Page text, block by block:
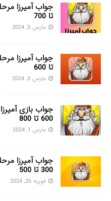
تا 700
مارس 5, 2024
تا 600
مارس 3, 2024
600 تا 800
مارس 1, 2024
300 تا 500
فوریه 26, 2024